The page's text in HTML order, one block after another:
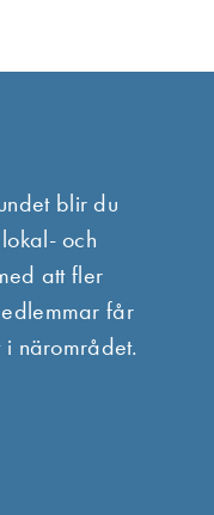
blir du
och
att fler
får
närområdet.